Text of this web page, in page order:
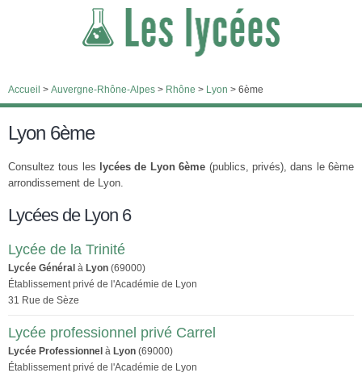
Accueil > Auvergne-Rhône-Alpes > Rhône > Lyon > 6ème
Lyon 6ème
Consultez tous les lycées de Lyon 6ème (publics, privés), dans le 6ème
arrondissement de Lyon.
Lycées de Lyon 6
Lycée de la Trinité
Lycée Général à Lyon (69000)
Établissement privé de l'Académie de Lyon
31 Rue de Sèze
Lycée professionnel privé Carrel
Lycée Professionnel à Lyon (69000)
Établissement privé de l'Académie de Lyon